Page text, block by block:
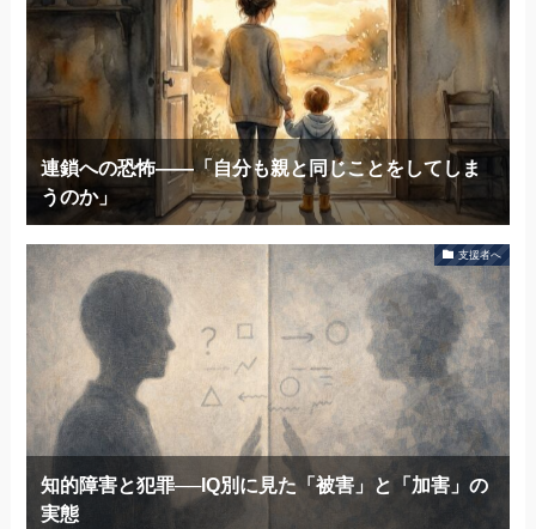
連鎖への恐怖——「自分も親と同じことをしてしま
うのか」
支援者へ
知的障害と犯罪──IQ別に見た「被害」と「加害」の
実態